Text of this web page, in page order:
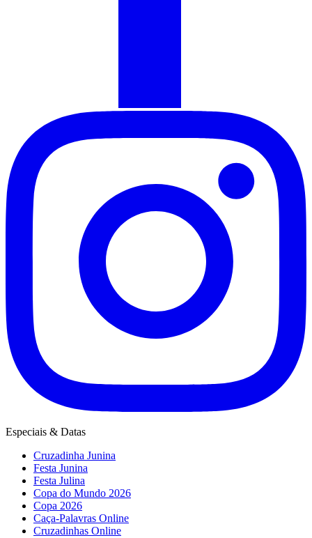
Especiais & Datas
Cruzadinha Junina
Festa Junina
Festa Julina
Copa do Mundo 2026
Copa 2026
Caça-Palavras Online
Cruzadinhas Online